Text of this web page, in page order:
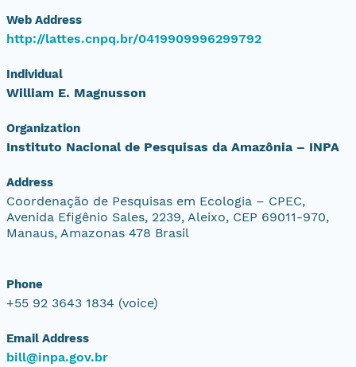
Web Address
http://lattes.cnpq.br/0419909996299792
Individual
William E. Magnusson
Organization
Instituto Nacional de Pesquisas da Amazônia – INPA
Address
Coordenação de Pesquisas em Ecologia – CPEC,
Avenida Efigênio Sales, 2239, Aleixo, CEP 69011-970,
Manaus, Amazonas 478 Brasil
Phone
+55 92 3643 1834 (voice)
Email Address
bill@inpa.gov.br